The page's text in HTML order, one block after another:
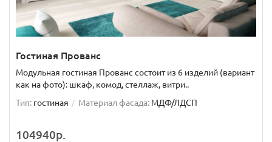
Гостиная Прованс
Модульная гостиная Прованс состоит из 6 изделий (вариант
как на фото): шкаф, комод, стеллаж, витри..
Тип: гостиная Материал фасада: МДФ/ЛДСП
104940р.